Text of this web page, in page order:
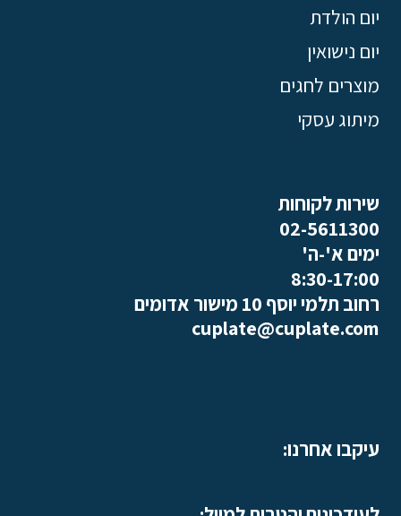
יום הולדת
יום נישואין
מוצרים לחגים
מיתוג עסקי
שירות לקוחות
02-5611300
ימים א'-ה'
8:30-17:00
רחוב תלמי יוסף 10 מישור אדומים
cuplate@cuplate.com
עיקבו אחרנו: